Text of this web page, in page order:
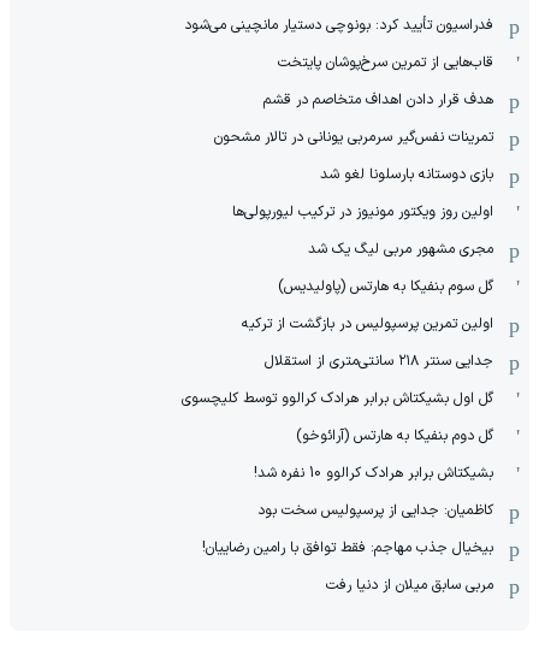
فدراسیون تأیید کرد: بونوچی دستیار مانچینی می‌شود
قاب‌هایی از تمرین سرخ‌پوشان پایتخت
هدف قرار دادن اهداف متخاصم در قشم
‏تمرینات نفس‌گیر سرمربی یونانی در تالار مشحون
بازی دوستانه بارسلونا لغو شد
اولین روز ویکتور مونیوز در ترکیب لیورپولی‌ها
مجری مشهور مربی لیگ یک شد
گل سوم بنفیکا به هارتس (پاولیدیس)
اولین تمرین پرسپولیس در بازگشت از ترکیه
جدایی سنتر ۲۱۸ سانتی‌متری از استقلال
گل اول بشیکتاش برابر هرادک کرالوو توسط کلیچسوی
گل دوم بنفیکا به هارتس (آرائوخو)
بشیکتاش برابر هرادک کرالوو 10 نفره شد!
کاظمیان: جدایی از پرسپولیس سخت بود
بیخیال جذب مهاجم: فقط توافق با رامین رضاییان!
مربی سابق میلان از دنیا رفت